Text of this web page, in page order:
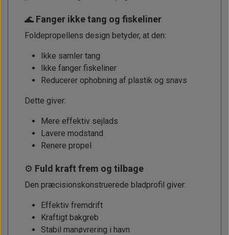
🌊 Fanger ikke tang og fiskeliner
Foldepropellens design betyder, at den:
Ikke samler tang
Ikke fanger fiskeliner
Reducerer ophobning af plastik og snavs
Dette giver:
Mere effektiv sejlads
Lavere modstand
Renere propel
⚙️ Fuld kraft frem og tilbage
Den præcisionskonstruerede bladprofil giver:
Effektiv fremdrift
Kraftigt bakgreb
Stabil manøvrering i havn